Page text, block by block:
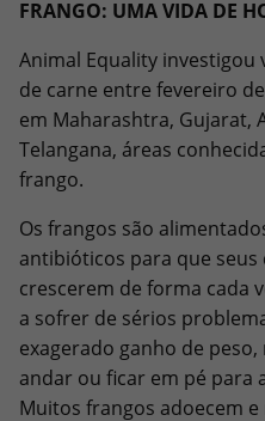
FRANGO: UMA VIDA DE
Animal Equality investigou
de carne entre fevereiro
em Maharashtra, Gujarat,
Telangana, áreas
frango.
Os frangos são
antibióticos para que
crescerem de forma cada
a sofrer de sérios
exagerado ganho de
andar ou ficar em pé para
Muitos frangos adoecem